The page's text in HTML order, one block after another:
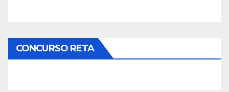
CONCURSO RETA